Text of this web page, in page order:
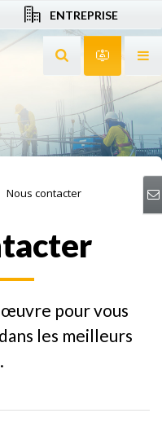
ENTREPRISE
Rechercher sur
Nous contacter
pour vous
les meilleurs